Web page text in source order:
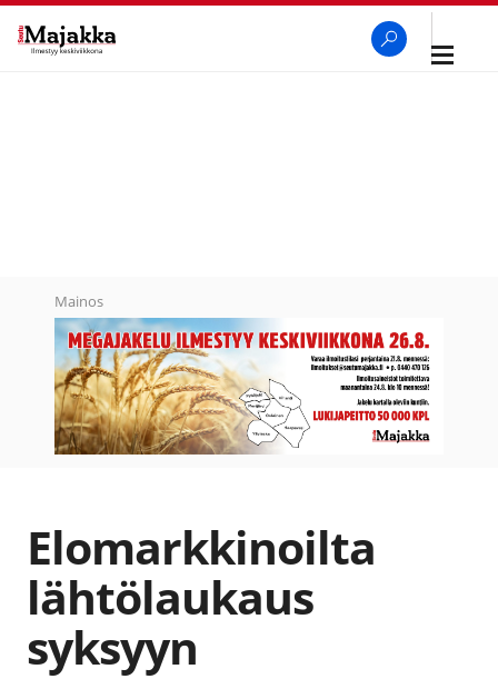
Avaa
Mainos
Elomarkkinoilta
lähtölaukaus
syksyyn